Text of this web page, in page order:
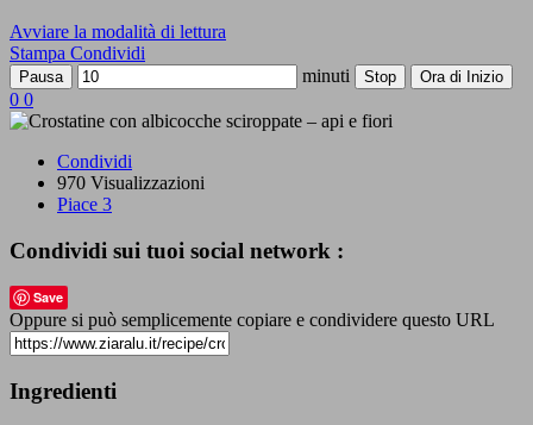
Avviare la modalità di lettura
Stampa Condividi
Pausa minuti Stop Ora di Inizio
0 0
Condividi
970 Visualizzazioni
Piace 3
Condividi sui tuoi social network :
Save
Oppure si può semplicemente copiare e condividere questo URL
Ingredienti